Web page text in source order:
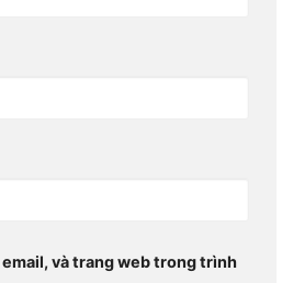
và trang web trong trình